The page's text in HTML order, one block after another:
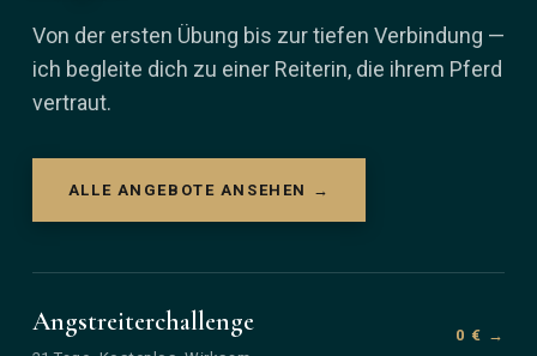
Von der ersten Übung bis zur tiefen Verbindung —
ich begleite dich zu einer Reiterin, die ihrem Pferd
vertraut.
ALLE ANGEBOTE ANSEHEN →
Angstreiterchallenge 0 € →